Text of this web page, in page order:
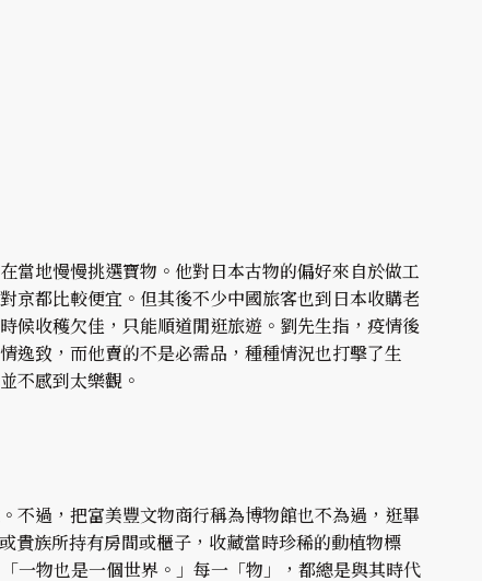
當地慢慢挑選寶物。他對日本古物的偏好來自於做工
京都比較便宜。但其後不少中國旅客也到日本收購老
候收穫欠佳，只能順道閒逛旅遊。劉先生指，疫情後
逸致，而他賣的不是必需品，種種情況也打擊了生
不感到太樂觀。
不過，把富美豐文物商行稱為博物館也不為過，逛畢
族所持有房間或櫃子，收藏當時珍稀的動植物標
物也是一個世界。」每一「物」，都總是與其時代